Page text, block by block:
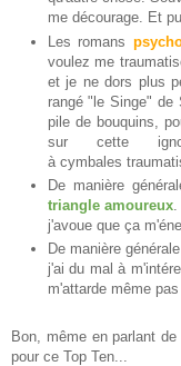
me décourage. Et
Les romans
voulez me
et je ne dors plus
rangé "le Singe" de
pile de bouquins,
sur cette
à cymbales
De manière
triangle amoureux.
j'avoue que ça
De manière
j'ai du mal à
m'attarde même
Bon, même en parlant
pour ce Top Ten...